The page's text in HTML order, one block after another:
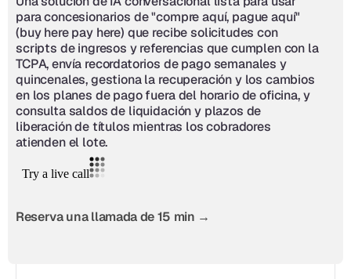
para concesionarios de "compre aquí, pague aquí"
(buy here pay here) que recibe solicitudes con
scripts de ingresos y referencias que cumplen con la
TCPA, envía recordatorios de pago semanales y
quincenales, gestiona la recuperación y los cambios
en los planes de pago fuera del horario de oficina, y
consulta saldos de liquidación y plazos de
liberación de títulos mientras los cobradores
atienden el lote.
Reserva una llamada de 15 min →